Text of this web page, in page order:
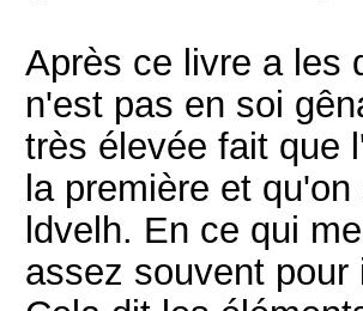
Après ce livre a les
n'est pas en soi
très élevée fait que
la première et
ldvelh. En ce qui
assez souvent